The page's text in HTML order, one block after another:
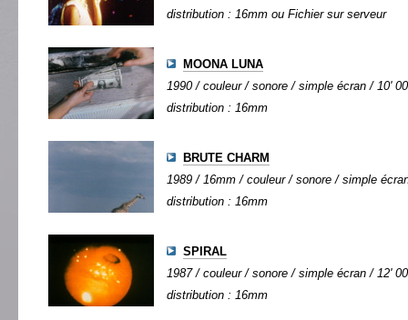
distribution : 16mm ou Fichier sur serveur
MOONA LUNA
1990 / couleur / sonore / simple écran / 10'
distribution : 16mm
BRUTE CHARM
1989 / 16mm / couleur / sonore / simple
distribution : 16mm
SPIRAL
1987 / couleur / sonore / simple écran / 12'
distribution : 16mm